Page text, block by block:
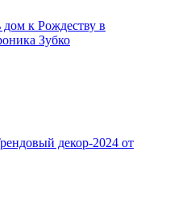
к Рождеству в
Зубко
декор-2024 от